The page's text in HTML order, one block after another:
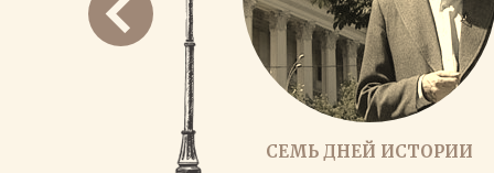
СЕМЬ ДНЕЙ ИСТОРИИ